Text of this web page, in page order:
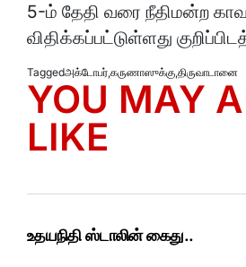
5-ம் தேதி வரை நீதிமன்ற
விதிக்கப்பட்டுள்ளது
Taggedஅக்டோபர்,கருணாஸுக்கு,திருவாடானை
YOU MAY
LIKE
உதயநிதி ஸ்டாலின் கைது..